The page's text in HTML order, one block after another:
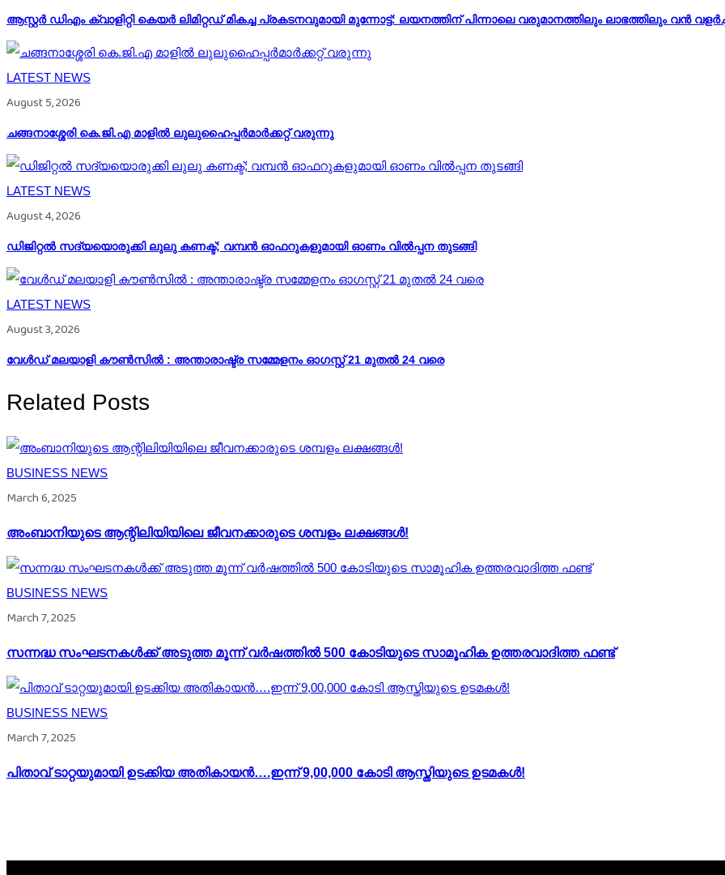
ആസ്റ്റർ ഡിഎം ക്വാളിറ്റി കെയർ ലിമിറ്റഡ് മികച്ച പ്രകടനവുമായി മുന്നോട്ട്: ലയനത്തിന് പിന്നാലെ വരുമാനത്തിലും ലാഭത്തിലും വൻ
LATEST NEWS
August 5, 2026
ചങ്ങനാശ്ശേരി കെ.ജി.എ മാളിൽ ലുലുഹൈപ്പർമാർക്കറ്റ് വരുന്നു
LATEST NEWS
August 4, 2026
ഡിജിറ്റൽ സദ്യയൊരുക്കി ലുലു കണക്ട്; വമ്പൻ ഓഫറുകളുമായി ഓണം വിൽപ്പന തുടങ്ങി
LATEST NEWS
August 3, 2026
വേള്‍ഡ് മലയാളി കൗണ്‍സില്‍ : അന്താരാഷ്ട്ര സമ്മേളനം ഓഗസ്റ്റ് 21 മുതല്‍ 24 വരെ
Related Posts
BUSINESS NEWS
March 6, 2025
അംബാനിയുടെ ആന്റിലിയിയിലെ ജീവനക്കാരുടെ ശമ്പളം ലക്ഷങ്ങൾ!
BUSINESS NEWS
March 7, 2025
സന്നദ്ധ സംഘടനകൾക്ക് അടുത്ത മൂന്ന് വർഷത്തിൽ 500 കോടിയുടെ സാമൂഹിക ഉത്തരവാദിത്ത ഫണ്ട്
BUSINESS NEWS
March 7, 2025
പിതാവ് ടാറ്റയുമായി ഉടക്കിയ അതികായന്‍….ഇന്ന് 9,00,000 കോടി ആസ്തിയുടെ ഉടമകള്‍!